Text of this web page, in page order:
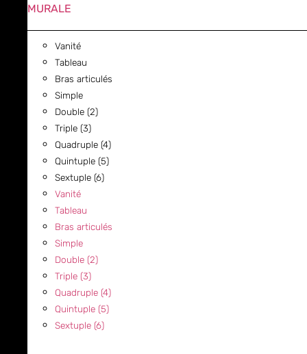
MURALE
Vanité
Tableau
Bras articulés
Simple
Double (2)
Triple (3)
Quadruple (4)
Quintuple (5)
Sextuple (6)
Vanité
Tableau
Bras articulés
Simple
Double (2)
Triple (3)
Quadruple (4)
Quintuple (5)
Sextuple (6)